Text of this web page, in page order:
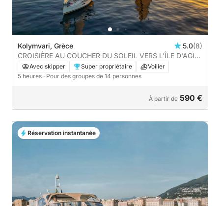
Kolymvari, Grèce 5.0(8)
CROISIÈRE AU COUCHER DU SOLEIL VERS L'ÎLE D'AGIOI
THEODOROI
Avec skipper Super propriétaire
Voilier
5 heures · Pour des groupes de 14 personnes
À partir de 590 €
Réservation instantanée